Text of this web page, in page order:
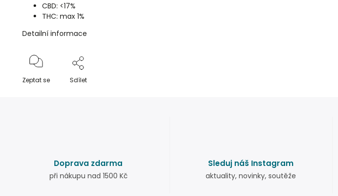
CBD: <17%
THC: max 1%
Detailní informace
Zeptat se Sdílet
Doprava zdarma
při nákupu nad 1500 Kč
Sleduj náš Instagram
aktuality, novinky, soutěže